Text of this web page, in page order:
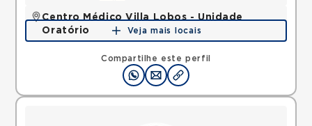
Compartilhe este perfil
Centro Médico Villa Lobos - Unidade
Oratório
Rua do Oratorio, Mooca, Sao Paulo, SP, 03117000 •
Veja mais locais